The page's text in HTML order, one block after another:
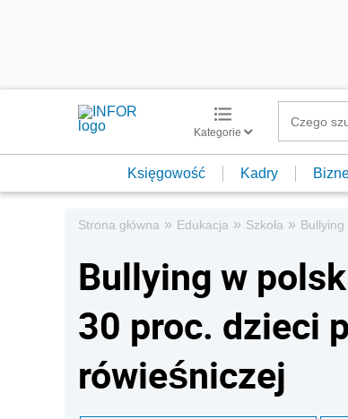
Kategorie
Księgowość Kadry
Strona główna » Edukacja » Szkoła »
Bullying w
30 proc. dzieci
rówieśniczej